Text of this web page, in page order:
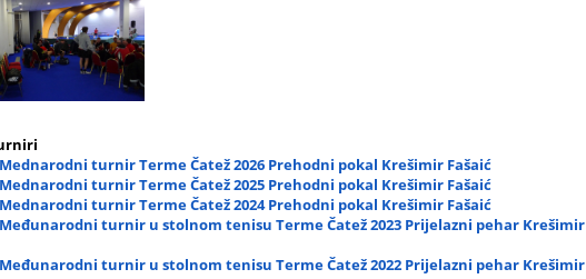
Mednarodni turnir Terme Čatež 2026 Prehodni pokal Krešimir Fašaić
Mednarodni turnir Terme Čatež 2025 Prehodni pokal Krešimir Fašaić
Mednarodni turnir Terme Čatež 2024 Prehodni pokal Krešimir Fašaić
Međunarodni turnir u stolnom tenisu Terme Čatež 2023 Prijelazni pehar Krešimir
Međunarodni turnir u stolnom tenisu Terme Čatež 2022 Prijelazni pehar Krešimir